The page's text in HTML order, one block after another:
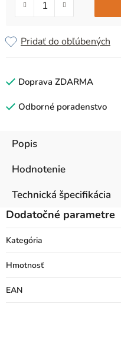
Pridať do obľúbených
Doprava ZDARMA
Odborné poradenstvo
Popis
Hodnotenie
Technická špecifikácia
Dodatočné parametre
Kategória
Hmotnosť
EAN